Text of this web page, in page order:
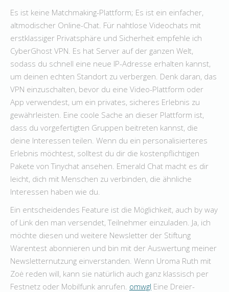
Es ist keine Matchmaking-Plattform; Es ist ein einfacher,
altmodischer Online-Chat. Für nahtlose Videochats mit
erstklassiger Privatsphäre und Sicherheit empfehle ich
CyberGhost VPN. Es hat Server auf der ganzen Welt,
sodass du schnell eine neue IP-Adresse erhalten kannst,
um deinen echten Standort zu verbergen. Denk daran, das
VPN einzuschalten, bevor du eine Video-Plattform oder
App verwendest, um ein privates, sicheres Erlebnis zu
gewährleisten. Eine coole Sache an dieser Plattform ist,
dass du vorgefertigten Gruppen beitreten kannst, die
deine Interessen teilen. Wenn du ein personalisierteres
Erlebnis möchtest, solltest du dir die kostenpflichtigen
Pakete von Tinychat ansehen. Emerald Chat macht es dir
leicht, dich mit Menschen zu verbinden, die ähnliche
Interessen haben wie du.
Ein entscheidendes Feature ist die Möglichkeit, auch by way
of Link den man versendet, Teilnehmer einzuladen. Ja, ich
möchte diesen und weitere Newsletter der Stiftung
Warentest abonnieren und bin mit der Auswertung meiner
Newsletternutzung einverstanden. Wenn Uroma Ruth mit
Zoė reden will, kann sie natürlich auch ganz klassisch per
Fest­netz oder Mobil­funk anrufen. omwgl Eine Dreier-